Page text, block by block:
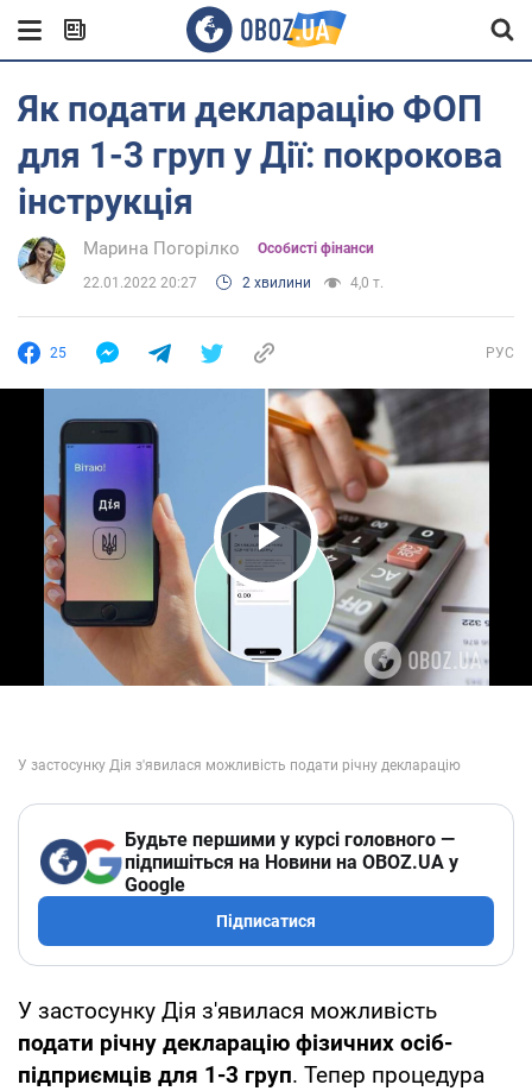
Як подати декларацію ФОП
для 1-3 груп у Дії: покрокова
інструкція
Марина Погорілко Особисті фінанси
22.01.2022 20:27 2 хвилини 4,0 т.
25 РУС
Play Video
Будьте першими у курсі головного —
підпишіться на Новини на OBOZ.UA у
Google
Підписатися
У застосунку Дія з'явилася можливість
подати річну декларацію фізичних осіб-
підприємців для 1-3 груп. Тепер процедура